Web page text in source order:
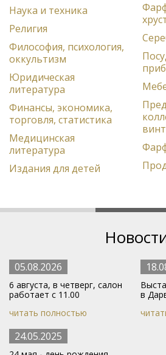
Наука и техника
Религия
Философия, психология,
оккультизм
Юридическая
литература
Финансы, экономика,
торговля, статистика
Медицинская
литература
Издания для детей
05.08.2026
6 августа, в четверг, салон
работает с 11.00
читать полностью
в
24.05.2025